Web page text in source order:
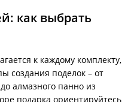
как выбрать
к каждому комплекту,
создания поделок – от
алмазного панно из
подарка ориентируйтесь